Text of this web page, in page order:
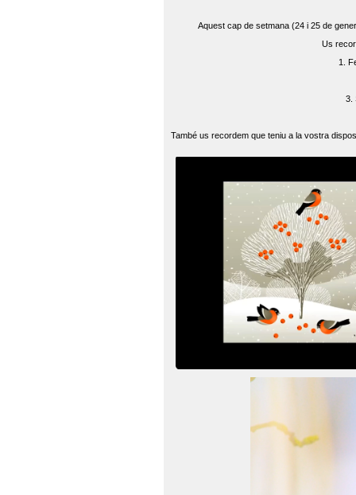
Aquest cap de setmana (24 i 25 de
Us
1.
3.
També us recordem que teniu a la vostra